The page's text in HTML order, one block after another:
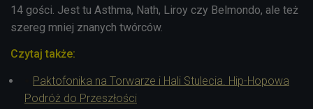
14 gości. Jest tu Asthma, Nath, Liroy czy Belmondo, ale też
szereg mniej znanych twórców.
Czytaj także:
Paktofonika na Torwarze i Hali Stulecia. Hip-Hopowa
Podróż do Przeszłości